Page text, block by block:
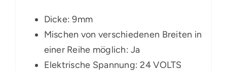
Dicke: 9mm
Mischen von verschiedenen Breiten in
einer Reihe möglich: Ja
Elektrische Spannung: 24 VOLTS